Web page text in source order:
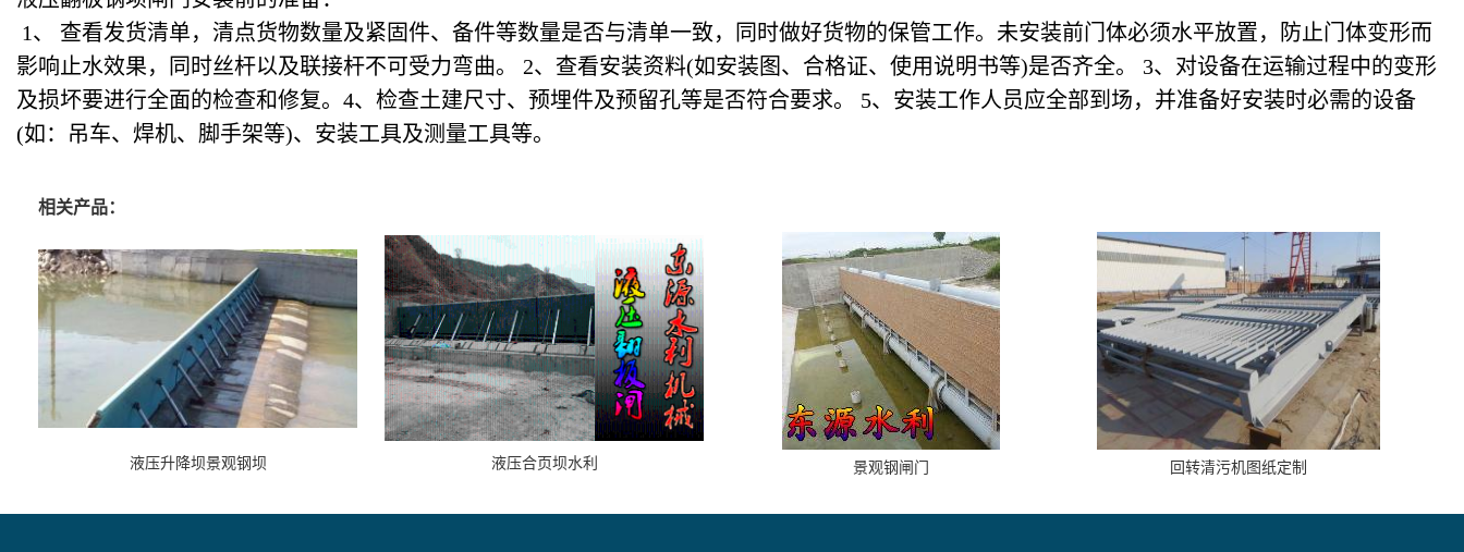
1、 查看发货清单，清点货物数量及紧固件、备件等数量是否与清单一致，同时做好货物的保管工作。未安装前门体必须水平放置，防止门体变形而
影响止水效果，同时丝杆以及联接杆不可受力弯曲。 2、查看安装资料(如安装图、合格证、使用说明书等)是否齐全。 3、对设备在运输过程中的变形
及损坏要进行全面的检查和修复。4、检查土建尺寸、预埋件及预留孔等是否符合要求。 5、安装工作人员应全部到场，并准备好安装时必需的设备
(如：吊车、焊机、脚手架等)、安装工具及测量工具等。
相关产品：
液压升降坝景观钢坝 液压合页坝水利 景观钢闸门 回转清污机图纸定制